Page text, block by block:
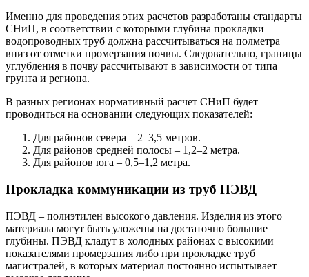
Именно для проведения этих расчетов разработаны стандарты
СНиП, в соответствии с которыми глубина прокладки
водопроводных труб должна рассчитываться на полметра
вниз от отметки промерзания почвы. Следовательно, границы
углубления в почву рассчитывают в зависимости от типа
грунта и региона.
В разных регионах нормативный расчет СНиП будет
проводиться на основании следующих показателей:
Для районов севера – 2–3,5 метров.
Для районов средней полосы – 1,2–2 метра.
Для районов юга – 0,5–1,2 метра.
Прокладка коммуникации из труб ПЭВД
ПЭВД – полиэтилен высокого давления. Изделия из этого
материала могут быть уложены на достаточно большие
глубины. ПЭВД кладут в холодных районах с высокими
показателями промерзания либо при прокладке труб
магистралей, в которых материал постоянно испытывает